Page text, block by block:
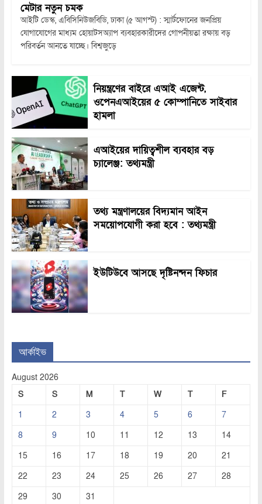
মেটার নতুন চমক
আইটি ডেস্ক, এবিসিনিউজবিডি, ঢাকা (৫ আগস্ট) : স্মার্টফোনের জনপ্রিয়
যোগাযোগের মাধ্যম হোয়াটসঅ্যাপ ব্যবহারকারীদের গোপনীয়তা রক্ষায় বড়
পরিবর্তন আনতে যাচ্ছে। বিশ্বজুড়ে
নিয়ন্ত্রণের বাইরে এআই এজেন্ট,
ওপেনএআইয়ের ৫ কোম্পানিতে সাইবার
হামলা
এআইয়ের দায়িত্বশীল ব্যবহার বড়
চ্যালেঞ্জ: তথ্যমন্ত্রী
তথ্য মন্ত্রণালয়ের বিদ্যমান আইন
সময়োপযোগী করা হবে : তথ্যমন্ত্রী
ইউটিউবে আসছে দৃষ্টিনন্দন ফিচার
আর্কাইভ
August 2026
S
S M T W T
F
1
2 3 4 5 6
7
8
9 10 11 12 13
14
15
16 17 18 19 20
21
22
23 24 25 26 27
28
29
30 31